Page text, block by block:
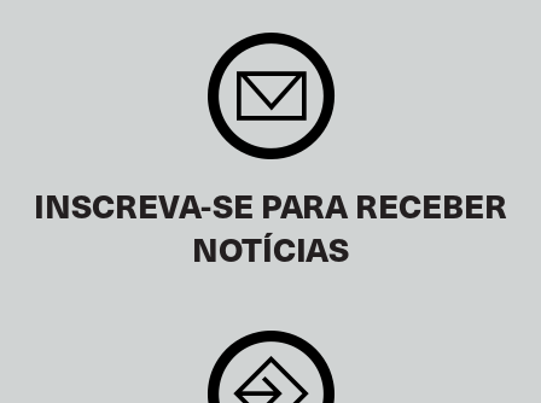
INSCREVA-SE PARA RECEBER
NOTÍCIAS